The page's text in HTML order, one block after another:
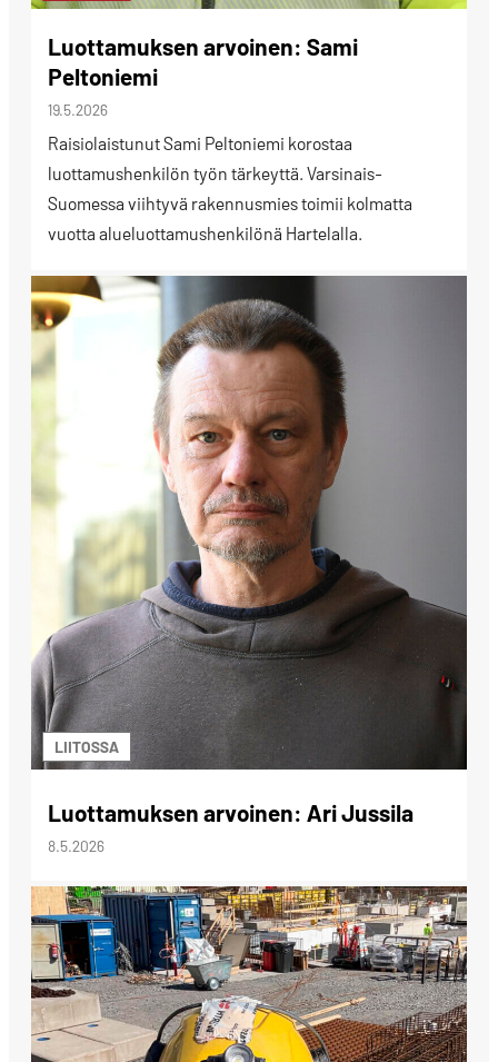
Luottamuksen arvoinen: Sami
Peltoniemi
19.5.2026
Raisiolaistunut Sami Peltoniemi korostaa
luottamushenkilön työn tärkeyttä. Varsinais-
Suomessa viihtyvä rakennusmies toimii kolmatta
vuotta alueluottamushenkilönä Hartelalla.
LIITOSSA
Luottamuksen arvoinen: Ari Jussila
8.5.2026